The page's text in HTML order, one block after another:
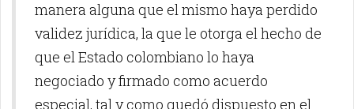
manera alguna que el mismo haya perdido
validez jurídica, la que le otorga el hecho de
que el Estado colombiano lo haya
negociado y firmado como acuerdo
especial, tal y como quedó dispuesto en el